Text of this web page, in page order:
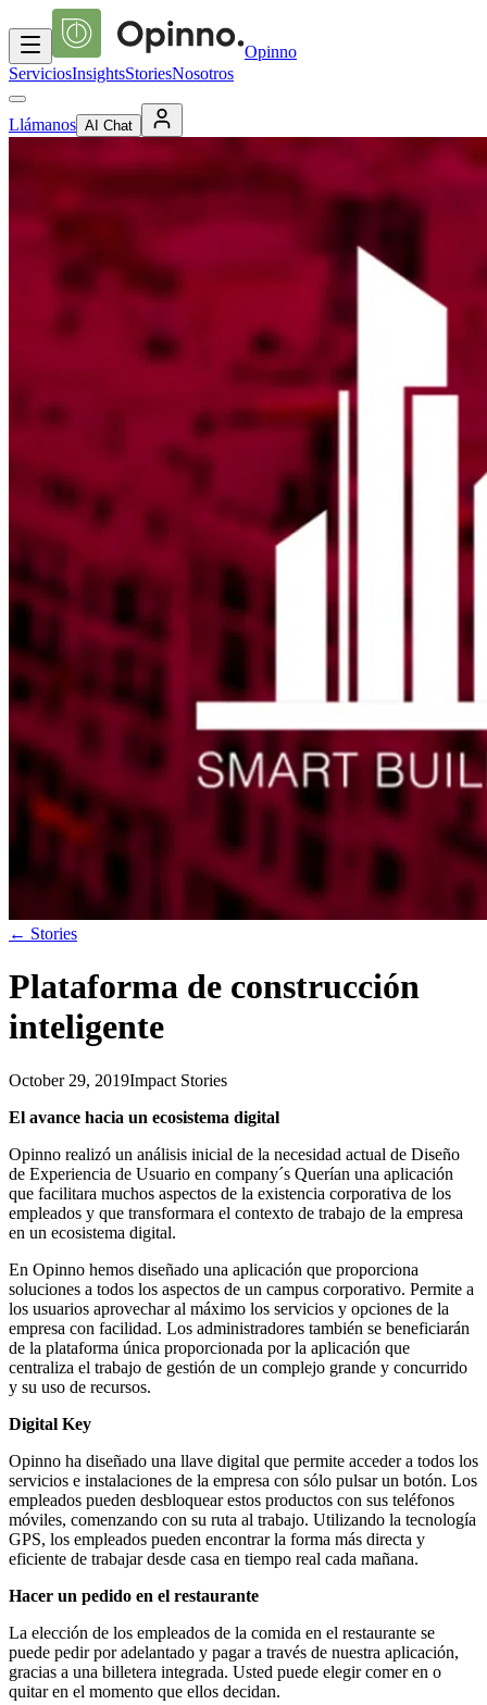
Opinno
ServiciosInsightsStoriesNosotros
Llámanos AI Chat
← Stories
Plataforma de construcción
inteligente
October 29, 2019Impact Stories
El avance hacia un ecosistema digital
Opinno realizó un análisis inicial de la necesidad actual de Diseño
de Experiencia de Usuario en company´s Querían una aplicación
que facilitara muchos aspectos de la existencia corporativa de los
empleados y que transformara el contexto de trabajo de la empresa
en un ecosistema digital.
En Opinno hemos diseñado una aplicación que proporciona
soluciones a todos los aspectos de un campus corporativo. Permite a
los usuarios aprovechar al máximo los servicios y opciones de la
empresa con facilidad. Los administradores también se beneficiarán
de la plataforma única proporcionada por la aplicación que
centraliza el trabajo de gestión de un complejo grande y concurrido
y su uso de recursos.
Digital Key
Opinno ha diseñado una llave digital que permite acceder a todos los
servicios e instalaciones de la empresa con sólo pulsar un botón. Los
empleados pueden desbloquear estos productos con sus teléfonos
móviles, comenzando con su ruta al trabajo. Utilizando la tecnología
GPS, los empleados pueden encontrar la forma más directa y
eficiente de trabajar desde casa en tiempo real cada mañana.
Hacer un pedido en el restaurante
La elección de los empleados de la comida en el restaurante se
puede pedir por adelantado y pagar a través de nuestra aplicación,
gracias a una billetera integrada. Usted puede elegir comer en o
quitar en el momento que ellos decidan.